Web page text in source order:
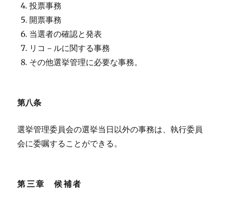
投票事務
開票事務
当選者の確認と発表
リコ－ルに関する事務
その他選挙管理に必要な事務。
第八条
選挙管理委員会の選挙当日以外の事務は、執行委員
会に委嘱することができる。
第三章 候補者